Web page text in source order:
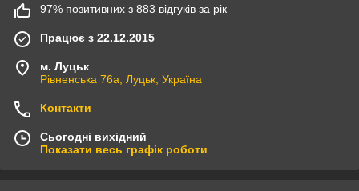
97% позитивних з 883 відгуків за рік
Працює з 22.12.2015
м. Луцьк
Рівненська 76а, Луцьк, Україна
Контакти
Сьогодні вихідний
Показати весь графік роботи